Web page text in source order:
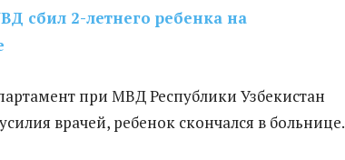
сбил 2-летнего ребенка на
при МВД Республики Узбекистан
врачей, ребенок скончался в больнице.